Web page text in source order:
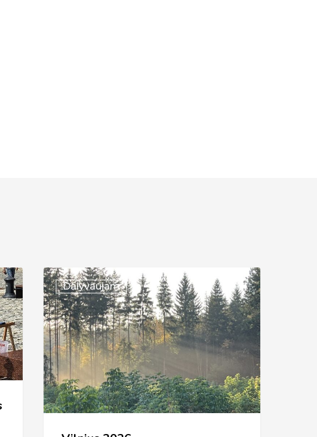
Dalyvaujam
Vilnius
2026